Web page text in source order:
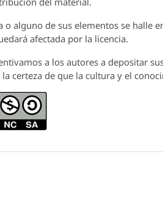
o alguno de sus elementos se halle
afectada por la licencia.
a los autores a depositar
certeza de que la cultura y el